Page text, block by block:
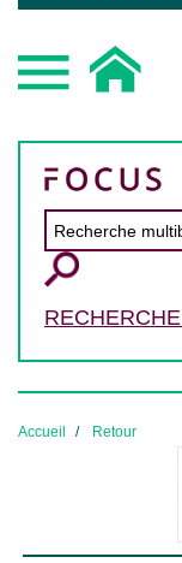
Accueil Retour